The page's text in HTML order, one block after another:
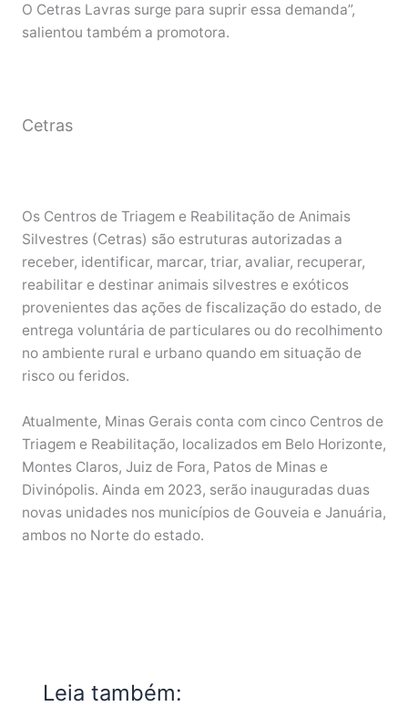
O Cetras Lavras surge para suprir essa demanda”,
salientou também a promotora.
Cetras
Os Centros de Triagem e Reabilitação de Animais
Silvestres (Cetras) são estruturas autorizadas a
receber, identificar, marcar, triar, avaliar, recuperar,
reabilitar e destinar animais silvestres e exóticos
provenientes das ações de fiscalização do estado, de
entrega voluntária de particulares ou do recolhimento
no ambiente rural e urbano quando em situação de
risco ou feridos.
Atualmente, Minas Gerais conta com cinco Centros de
Triagem e Reabilitação, localizados em Belo Horizonte,
Montes Claros, Juiz de Fora, Patos de Minas e
Divinópolis. Ainda em 2023, serão inauguradas duas
novas unidades nos municípios de Gouveia e Januária,
ambos no Norte do estado.
Leia também: